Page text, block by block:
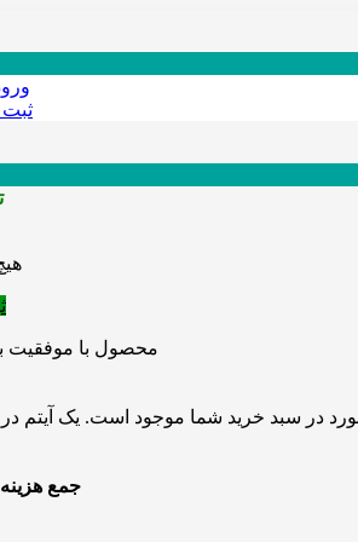
ثبت
محصول با موفقیت
در سبد خرید شما موجود است. یک آیتم
جمع